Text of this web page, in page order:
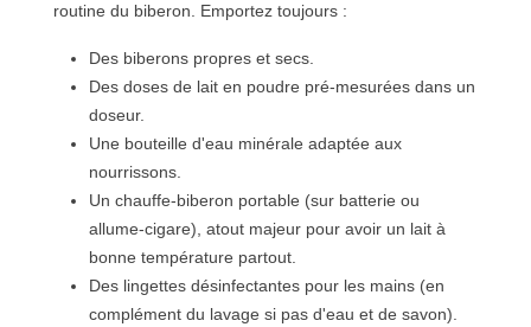
routine du biberon. Emportez toujours :
Des biberons propres et secs.
Des doses de lait en poudre pré-mesurées dans un
doseur.
Une bouteille d'eau minérale adaptée aux
nourrissons.
Un chauffe-biberon portable (sur batterie ou
allume-cigare), atout majeur pour avoir un lait à
bonne température partout.
Des lingettes désinfectantes pour les mains (en
complément du lavage si pas d'eau et de savon).